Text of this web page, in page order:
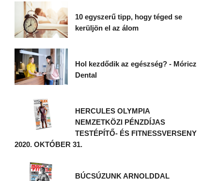
10 egyszerű tipp, hogy téged se
kerüljön el az álom
Hol kezdődik az egészség? - Móricz
Dental
HERCULES OLYMPIA
NEMZETKÖZI PÉNZDÍJAS
TESTÉPÍTŐ- ÉS FITNESSVERSENY
2020. OKTÓBER 31.
BÚCSÚZUNK ARNOLDDAL